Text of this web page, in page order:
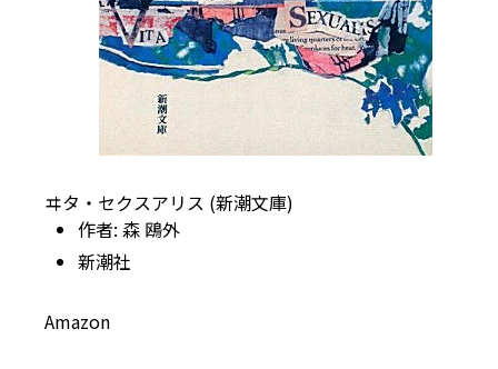
ヰタ・セクスアリス (新潮文庫)
作者: 森 鴎外
新潮社
Amazon